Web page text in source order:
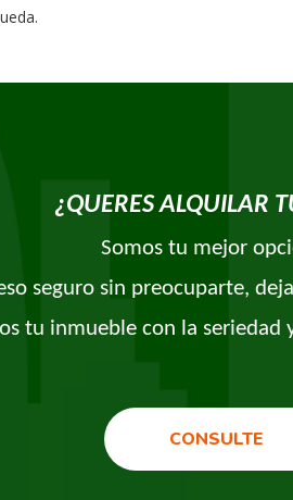
¿QUERES ALQUILAR
Somos tu mejor
seguro sin preocuparte,
tu inmueble con la seriedad
CONSULTE